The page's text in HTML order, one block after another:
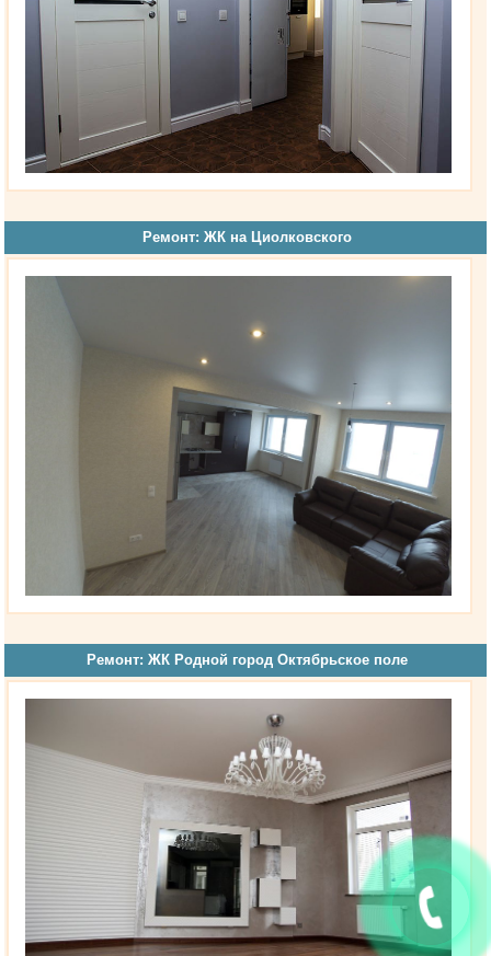
Ремонт: ЖК на Циолковского
Ремонт: ЖК Родной город Октябрьское поле